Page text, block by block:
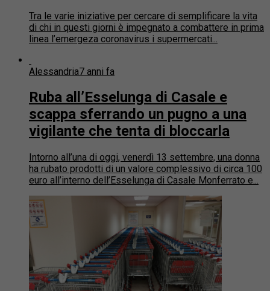
Tra le varie iniziative per cercare di semplificare la vita
di chi in questi giorni è impegnato a combattere in prima
linea l’emergeza coronavirus i supermercati...
Alessandria7 anni fa
Ruba all’Esselunga di Casale e
scappa sferrando un pugno a una
vigilante che tenta di bloccarla
Intorno all’una di oggi, venerdì 13 settembre, una donna
ha rubato prodotti di un valore complessivo di circa 100
euro all’interno dell’Esselunga di Casale Monferrato e...